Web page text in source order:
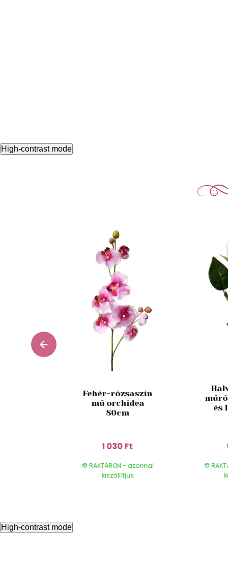
High-contrast mode
Fehér-rózsaszín
mű orchidea
80cm
1 030 Ft
RAKTÁRON - azonnal
kiszállítjuk
és
High-contrast mode